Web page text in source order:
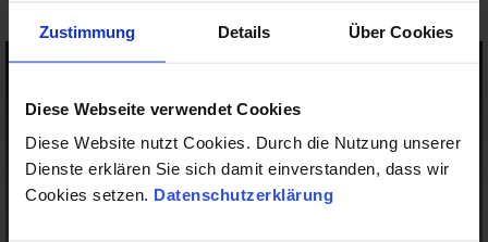
Zustimmung Details Über Cookies
Diese Webseite verwendet Cookies
Diese Website nutzt Cookies. Durch die Nutzung unserer
Dienste erklären Sie sich damit einverstanden, dass wir
Cookies setzen. Datenschutzerklärung